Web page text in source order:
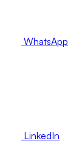
WhatsApp
LinkedIn